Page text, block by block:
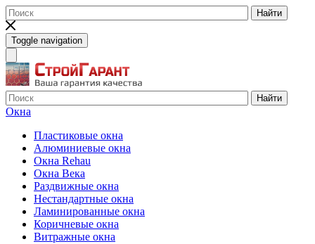
Найти
Toggle navigation
Найти
Окна
Пластиковые окна
Алюминиевые окна
Окна Rehau
Окна Века
Раздвижные окна
Нестандартные окна
Ламинированные окна
Коричневые окна
Витражные окна